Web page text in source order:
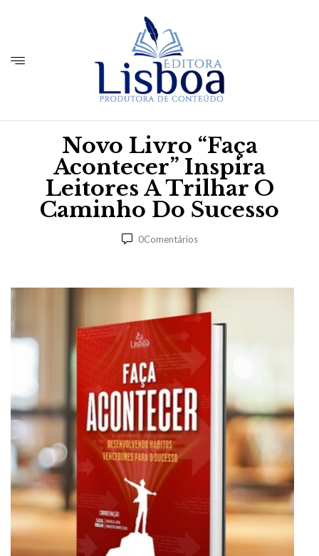
Novo Livro “Faça
Acontecer” Inspira
Leitores A Trilhar O
Caminho Do Sucesso
0Comentários